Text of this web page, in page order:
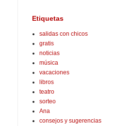
Etiquetas
salidas con chicos
gratis
noticias
música
vacaciones
libros
teatro
sorteo
Ana
consejos y sugerencias